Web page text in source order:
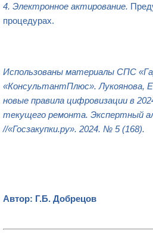
4. Электронное актирование.
процедурах.
Использованы материалы СПС
«КонсультантПлюс». Лукоянова,
новые правила цифровизации в
текущего ремонта. Экспертный
//«Госзакупки.ру». 2024. № 5 (168).
Автор: Г.Б. Добрецов